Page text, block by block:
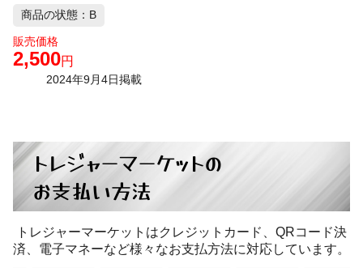
商品の状態：B
販売価格
2,500円
2024年9月4日掲載
トレジャーマーケットの
お支払い方法
トレジャーマーケットはクレジットカード、QRコード決
済、電子マネーなど様々なお支払方法に対応しています。